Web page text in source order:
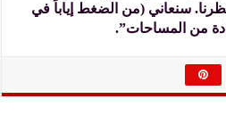
سنعاني (من الضغط إياباً في
من المساحات”.